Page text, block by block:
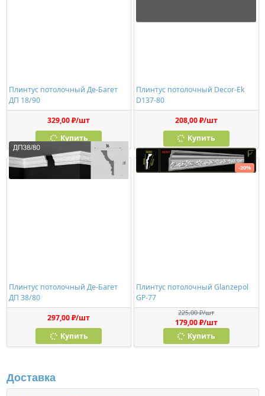
Плинтус потолочный Де-Багет
ДП 18/90
329,00 ₽/шт
Купить
Плинтус потолочный Decor-Ek
D137-80
208,00 ₽/шт
Купить
Плинтус потолочный Де-Багет
ДП 38/80
297,00 ₽/шт
Купить
Плинтус потолочный Glanzepol
GP-77
225,00 ₽/шт
179,00 ₽/шт
Купить
-20%
Доставка